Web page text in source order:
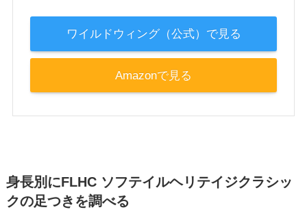
ワイルドウィング（公式）で見る
Amazonで見る
身長別にFLHC ソフテイルヘリテイジクラシッ
クの足つきを調べる